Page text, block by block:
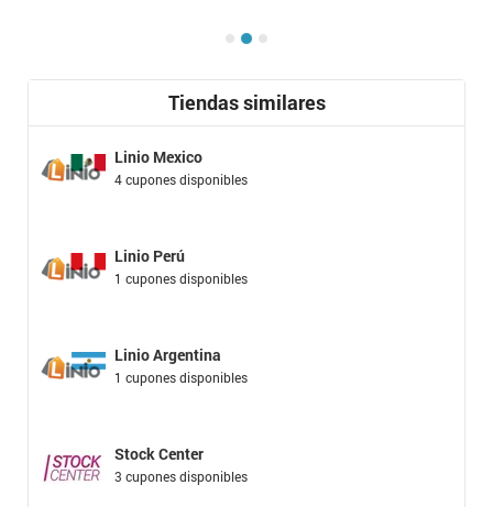
Tiendas similares
Linio Mexico
4 cupones disponibles
Linio Perú
1 cupones disponibles
Linio Argentina
1 cupones disponibles
Stock Center
3 cupones disponibles